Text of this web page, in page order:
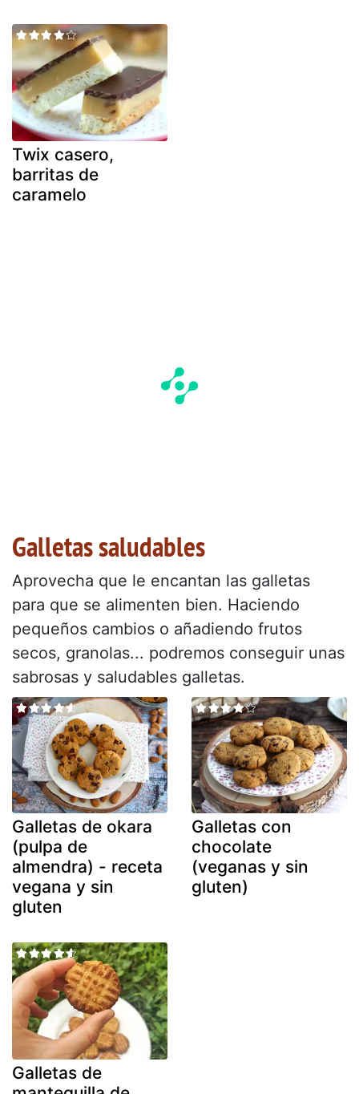
Twix casero,
barritas de
caramelo
Galletas saludables
Aprovecha que le encantan las galletas
para que se alimenten bien. Haciendo
pequeños cambios o añadiendo frutos
secos, granolas... podremos conseguir unas
sabrosas y saludables galletas.
Galletas de okara
(pulpa de
almendra) - receta
vegana y sin
gluten
Galletas con
chocolate
(veganas y sin
gluten)
Galletas de